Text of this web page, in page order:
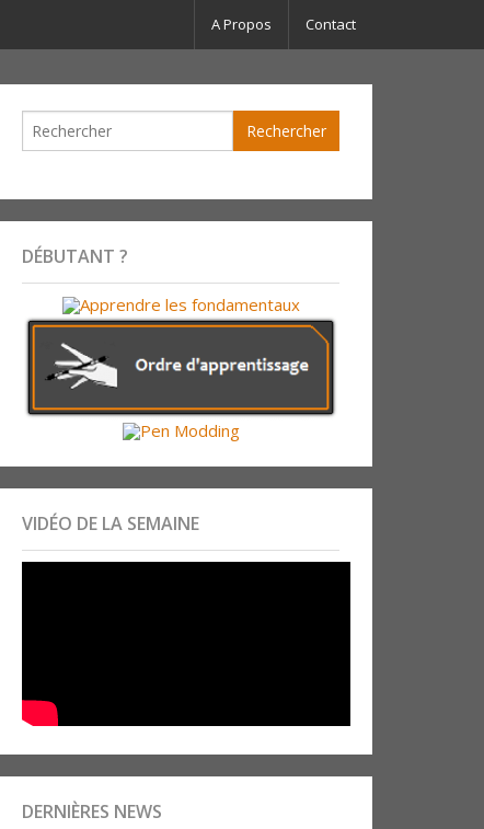
A Propos Contact
DÉBUTANT ?
VIDÉO DE LA SEMAINE
DERNIÈRES NEWS